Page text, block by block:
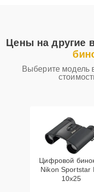
Цены на другие
Выберите модель
Цифровой
Nikon Sportstar
10x25